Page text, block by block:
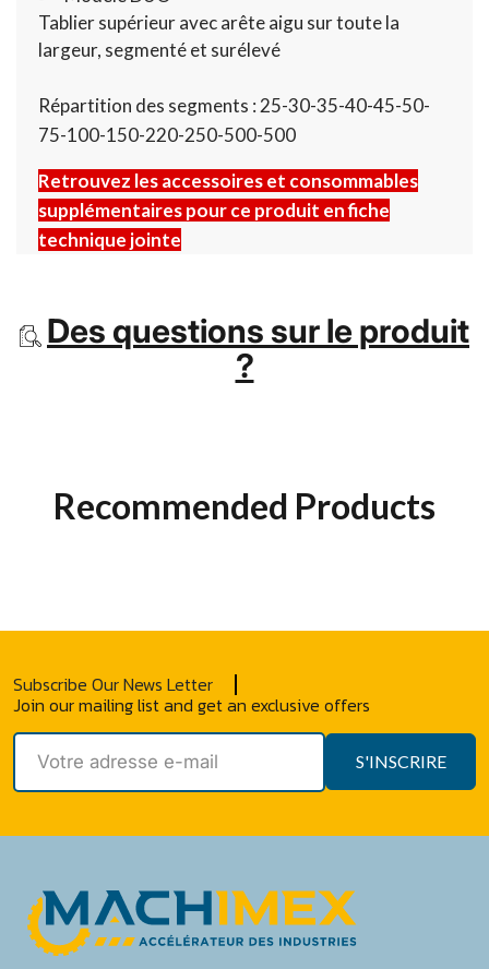
Tablier supérieur avec arête aigu sur toute la
largeur, segmenté et surélevé
Répartition des segments : 25-30-35-40-45-50-
75-100-150-220-250-500-500
Retrouvez les accessoires et consommables
supplémentaires pour ce produit en fiche
technique jointe
Des questions sur le produit
?
Recommended Products
Subscribe Our News Letter
Join our mailing list and get an exclusive offers
S'INSCRIRE